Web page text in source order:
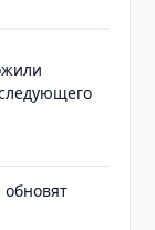
обновят